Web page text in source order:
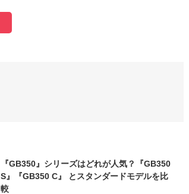
『GB350』シリーズはどれが人気？『GB350
S』『GB350 C』 とスタンダードモデルを比
較